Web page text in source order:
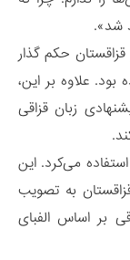
شد».
حکم گذار
بود. علاوه بر این،
زبان قزاقی
عربی استفاده می‌کرد. این
قزاقستان به تصویب
بر اساس الفبای